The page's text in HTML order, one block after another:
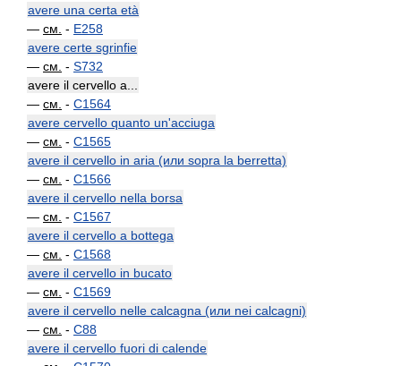
avere una certa età
— см. - E258
avere certe sgrinfie
— см. - S732
avere il cervello a...
— см. - C1564
avere cervello quanto un'acciuga
— см. - C1565
avere il cervello in aria (или sopra la berretta)
— см. - C1566
avere il cervello nella borsa
— см. - C1567
avere il cervello a bottega
— см. - C1568
avere il cervello in bucato
— см. - C1569
avere il cervello nelle calcagna (или nei calcagni)
— см. - C88
avere il cervello fuori di calende